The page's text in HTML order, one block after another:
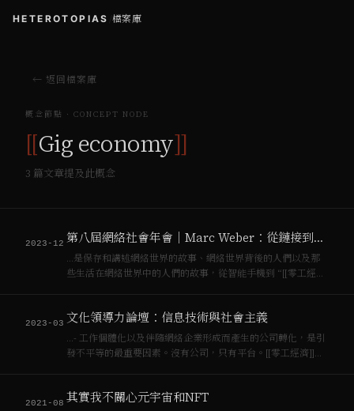
HETEROTOPIAS 檔案庫
← 返回檔案庫
概念節點 · CONCEPT NODE
[[Gig economy]]
3 篇文章提及此概念
2023-12 第八屆網絡社會年會｜Marc Weber：從鏈接到人工智能 ─ 在超媒體夢想中的多媒體及其根源
…是保存和講述網絡世界的故事、網絡世界背後的人們以及那
些生活在網絡世界中的人們的故事，從智能手機到 “[[零工經
活動、出版物和視頻吸引廣大觀衆…
2023-03 文化領導力論壇：信息技術與社會主義
…- 工作個體化以及伴隨網絡企業形成而產生的公司轉化，是引
發不平等的最重要因素。沒有公司，只有平台。[[零工經濟]]
資方的協商機…
2021-08 其實我不關心元宇宙和NFT